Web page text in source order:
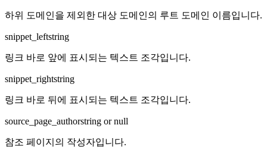
하위 도메인을 제외한 대상 도메인의 루트 도메인 이름입니다.
snippet_leftstring
링크 바로 앞에 표시되는 텍스트 조각입니다.
snippet_rightstring
링크 바로 뒤에 표시되는 텍스트 조각입니다.
source_page_authorstring or null
참조 페이지의 작성자입니다.